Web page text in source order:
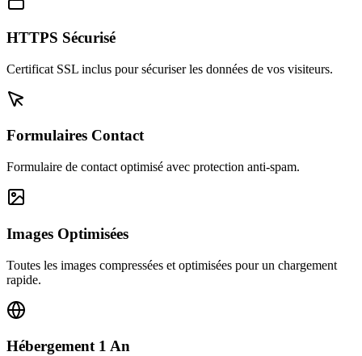
HTTPS Sécurisé
Certificat SSL inclus pour sécuriser les données de vos visiteurs.
Formulaires Contact
Formulaire de contact optimisé avec protection anti-spam.
Images Optimisées
Toutes les images compressées et optimisées pour un chargement
rapide.
Hébergement 1 An